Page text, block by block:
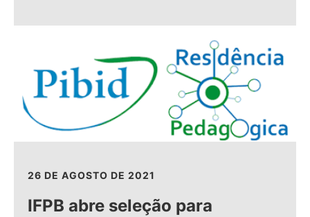
26 DE AGOSTO DE 2021
IFPB abre seleção para